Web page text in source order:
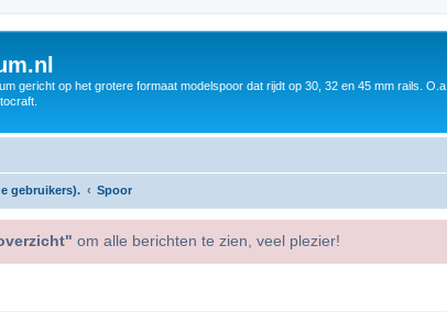
gericht op het grotere formaat modelspoor dat rijdt op 30, 32 en 45 mm rails. O.a
gebruikers). Spoor
om alle berichten te zien, veel plezier!